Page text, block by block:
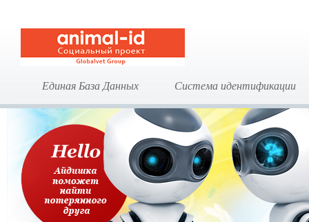
Единая База Данных Система идентификации